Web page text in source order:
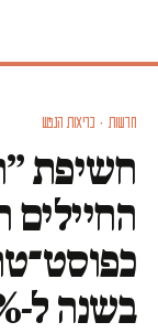
חדשות · בריאות הנפש
חשיפת
החיילים
בשנה ל-54%